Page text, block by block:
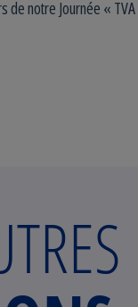
de notre Journée «